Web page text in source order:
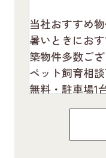
当社おすすめ
暑いときにお
築物件多数ご
ペット飼育相
無料・駐車場1
お気軽にお問
Pure Ryuju